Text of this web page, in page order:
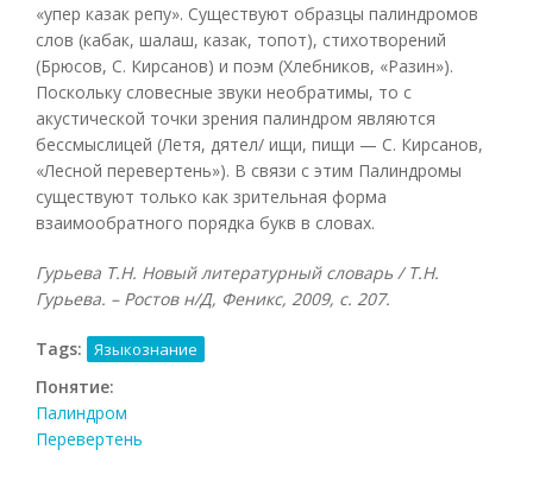
«упер казак репу». Существуют образцы палиндромов
слов (кабак, шалаш, казак, топот), стихотворений
(Брюсов, С. Кирсанов) и поэм (Хлебников, «Разин»).
Поскольку словесные звуки необратимы, то с
акустической точки зрения палиндром являются
бессмыслицей (Летя, дятел/ ищи, пищи — С. Кирсанов,
«Лесной перевертень»). В связи с этим Палиндромы
существуют только как зрительная форма
взаимообратного порядка букв в словах.
Гурьева Т.Н. Новый литературный словарь / Т.Н.
Гурьева. – Ростов н/Д, Феникс, 2009, с. 207.
Tags: Языкознание
Понятие:
Палиндром
Перевертень